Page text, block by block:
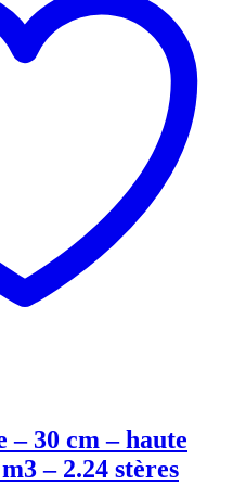
– 30 cm – haute
– 2.24 stères